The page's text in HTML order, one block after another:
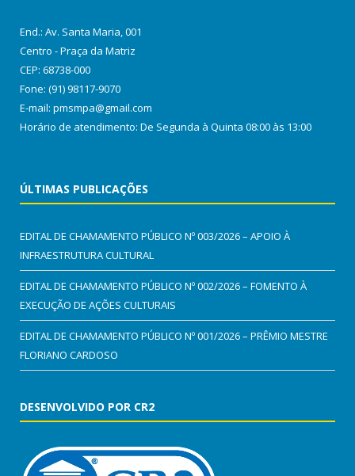
End.: Av. Santa Maria, 001
Centro - Praça da Matriz
CEP: 68738-000
Fone: (91) 98117-9070
E-mail: pmsmpa@gmail.com
Horário de atendimento: De Segunda à Quinta 08:00 às 13:00
ÚLTIMAS PUBLICAÇÕES
EDITAL DE CHAMAMENTO PÚBLICO Nº 003/2026 – APOIO À
INFRAESTRUTURA CULTURAL
EDITAL DE CHAMAMENTO PÚBLICO Nº 002/2026 – FOMENTO À
EXECUÇÃO DE AÇÕES CULTURAIS
EDITAL DE CHAMAMENTO PÚBLICO Nº 001/2026 – PRÊMIO MESTRE
FLORIANO CARDOSO
DESENVOLVIDO POR CR2